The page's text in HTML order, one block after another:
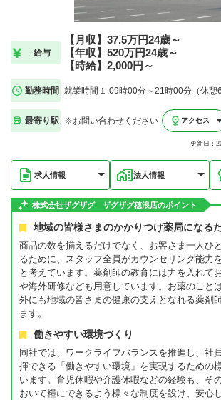
給与
【月収】37.5万円24歳～
【年収】520万円24歳～
【時給】2,000円～
勤務時間 就業時間１:09時00分～21時00分（休憩
最寄り駅 ※お問い合わせください アクセス
更新日：
求人情報 法人情報
株式会社ザグザグ ザグザグ穂浪店のポイント
地域の皆様さまのかかりつけ薬局になる
商品の数を揃えるだけでなく、お客さま一人ひ
るために、スタッフ全員がカウンセリング能力
と考えています。薬剤師の教育には力を入れて
や海外研修なども用意しています。お薬のこと
外にも地域の皆さまの健康の支えとなれる薬剤
ます。
働きやすい環境づくり
同社では、ワークライフバランスを推進し、社
揮できる「働きやすい環境」を実現するための
います。育児休暇や介護休暇などの経験も、そ
おいて糧にできるよう様々な制度を設け、安心